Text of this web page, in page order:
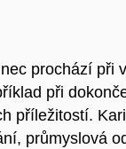
prochází při
při
příležitostí.
průmyslová